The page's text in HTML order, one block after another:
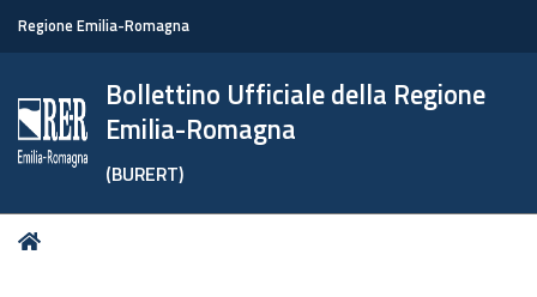
Regione Emilia-Romagna
Bollettino Ufficiale della Regione
Emilia-Romagna
(BURERT)
Tu